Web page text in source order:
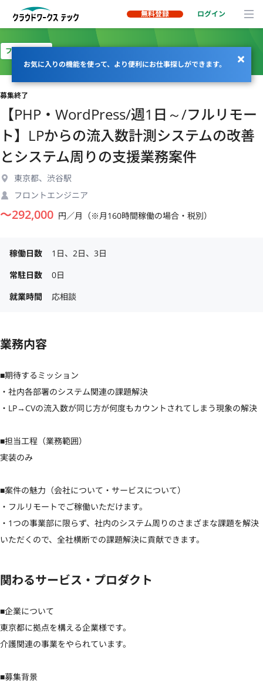
無料登録 ログイン
お気に入りの機能を使って、より便利にお仕事探しができます。
フルリモート
募集終了
【PHP・WordPress/週1日～/フルリモー
ト】LPからの流入数計測システムの改善
とシステム周りの支援業務案件
東京都、渋谷駅
フロントエンジニア
〜292,000 円／月（※月160時間稼働の場合・税別）
稼働日数
1日、2日、3日
常駐日数
0日
就業時間
応相談
業務内容
■期待するミッション
・社内各部署のシステム関連の課題解決
・LP→CVの流入数が同じ方が何度もカウントされてしまう現象の解決
■担当工程（業務範囲）
実装のみ
■案件の魅力（会社について・サービスについて）
・フルリモートでご稼働いただけます。
・1つの事業部に限らず、社内のシステム周りのさまざまな課題を解決
いただくので、全社横断での課題解決に貢献できます。
関わるサービス・プロダクト
■企業について
東京都に拠点を構える企業様です。
介護関連の事業をやられています。
■募集背景